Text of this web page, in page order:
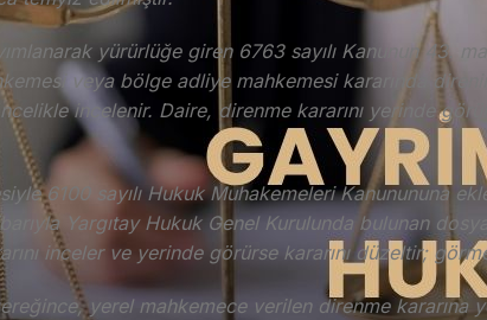
yürürlüğe giren 6763 sayılı Kanunun 43.
veya bölge adliye mahkemesi kararında
incelenir. Daire, direnme kararını yerinde
6100 sayılı Hukuk Muhakemeleri Kanunununa
Yargıtay Hukuk Genel Kurulunda bulunan
inceler ve yerinde görürse kararını düzeltir;
yerel mahkemece verilen direnme